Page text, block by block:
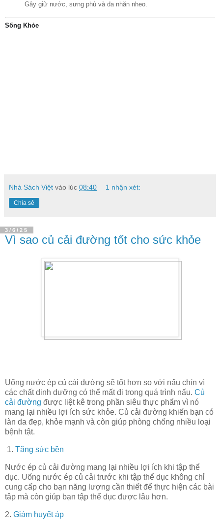
Gây giữ nước, sưng phù và da nhăn nheo.
Sống Khỏe
Nhà Sách Việt vào lúc 08:40 1 nhận xét:
Chia sẻ
3/6/25
Vì sao củ cải đường tốt cho sức khỏe
Uống nước ép củ cải đường sẽ tốt hơn so với nấu chín vì
các chất dinh dưỡng có thể mất đi trong quá trình nấu. Củ
cải đường được liệt kê trong phần siêu thực phẩm vì nó
mang lại nhiều lợi ích sức khỏe. Củ cải đường khiến bạn có
làn da đẹp, khỏe mạnh và còn giúp phòng chống nhiều loại
bệnh tật.
1. Tăng sức bền
Nước ép củ cải đường mang lại nhiều lợi ích khi tập thể
dục. Uống nước ép củ cải trước khi tập thể dục không chỉ
cung cấp cho bạn năng lượng cần thiết để thực hiện các bài
tập mà còn giúp bạn tập thể dục được lâu hơn.
2. Giảm huyết áp